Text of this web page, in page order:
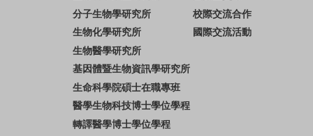
分子生物學研究所
生物化學研究所
生物醫學研究所
基因體暨生物資訊學研究所
生命科學院碩士在職專班
醫學生物科技博士學位學程
轉譯醫學博士學位學程
校際交流合作
國際交流活動